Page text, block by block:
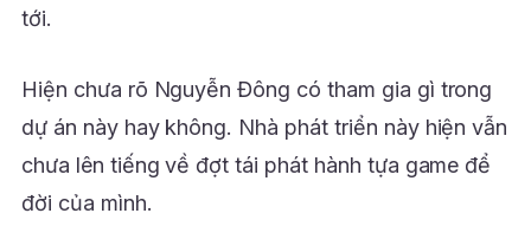
tới.
Hiện chưa rõ Nguyễn Đông có tham gia gì trong
dự án này hay không. Nhà phát triển này hiện vẫn
chưa lên tiếng về đợt tái phát hành tựa game để
đời của mình.